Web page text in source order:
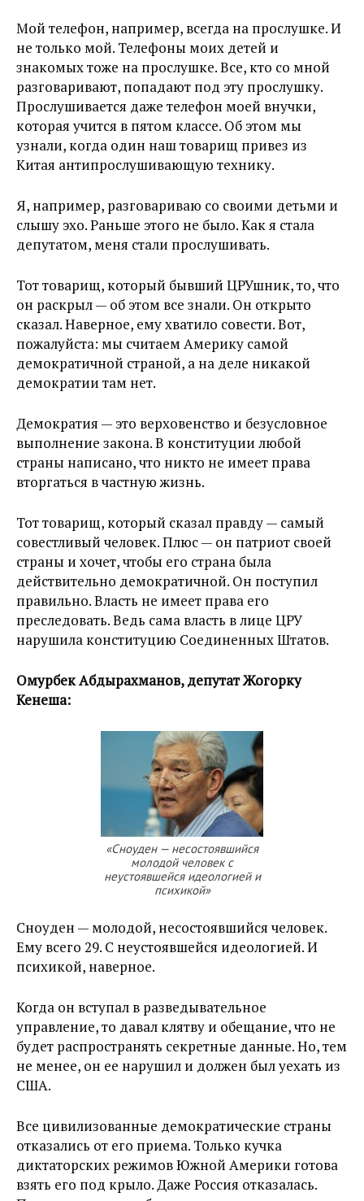
Мой телефон, например, всегда на прослушке. И
не только мой. Телефоны моих детей и
знакомых тоже на прослушке. Все, кто со мной
разговаривают, попадают под эту прослушку.
Прослушивается даже телефон моей внучки,
которая учится в пятом классе. Об этом мы
узнали, когда один наш товарищ привез из
Китая антипрослушивающую технику.
Я, например, разговариваю со своими детьми и
слышу эхо. Раньше этого не было. Как я стала
депутатом, меня стали прослушивать.
Тот товарищ, который бывший ЦРУшник, то, что
он раскрыл — об этом все знали. Он открыто
сказал. Наверное, ему хватило совести. Вот,
пожалуйста: мы считаем Америку самой
демократичной страной, а на деле никакой
демократии там нет.
Демократия — это верховенство и безусловное
выполнение закона. В конституции любой
страны написано, что никто не имеет права
вторгаться в частную жизнь.
Тот товарищ, который сказал правду — самый
совестливый человек. Плюс — он патриот своей
страны и хочет, чтобы его страна была
действительно демократичной. Он поступил
правильно. Власть не имеет права его
преследовать. Ведь сама власть в лице ЦРУ
нарушила конституцию Соединенных Штатов.
Омурбек Абдырахманов, депутат Жогорку
Кенеша:
«Сноуден — несостоявшийся
молодой человек с
неустоявшейся идеологией и
психикой»
Сноуден — молодой, несостоявшийся человек.
Ему всего 29. С неустоявшейся идеологией. И
психикой, наверное.
Когда он вступал в разведывательное
управление, то давал клятву и обещание, что не
будет распространять секретные данные. Но, тем
не менее, он ее нарушил и должен был уехать из
США.
Все цивилизованные демократические страны
отказались от его приема. Только кучка
диктаторских режимов Южной Америки готова
взять его под крыло. Даже Россия отказалась.